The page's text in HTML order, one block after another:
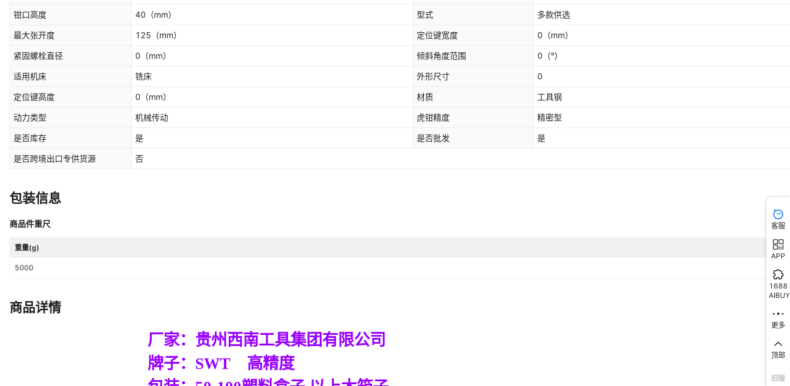
钳口高度 40 （mm） 型式 多款供选
最大张开度 125 （mm） 定位键宽度 0 （mm）
紧固螺栓直径 0 （mm） 倾斜角度范围 0 （°）
适用机床 铣床 外形尺寸 0
定位键高度 0 （mm） 材质 工具钢
动力类型 机械传动 虎钳精度 精密型
是否库存 是 是否批发 是
是否跨境出口专供货源 否
包装信息
商品件重尺
重量(g)
5000
商品详情
客服
APP
1688
AIBUY
更多
顶部
旧版